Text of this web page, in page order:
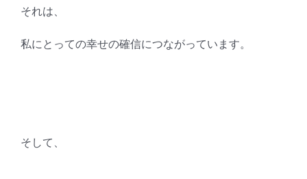
それは、
私にとっての幸せの確信につながっています。
そして、